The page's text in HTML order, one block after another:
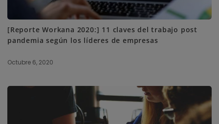
[Reporte Workana 2020:] 11 claves del trabajo post
pandemia según los líderes de empresas
Octubre 6, 2020